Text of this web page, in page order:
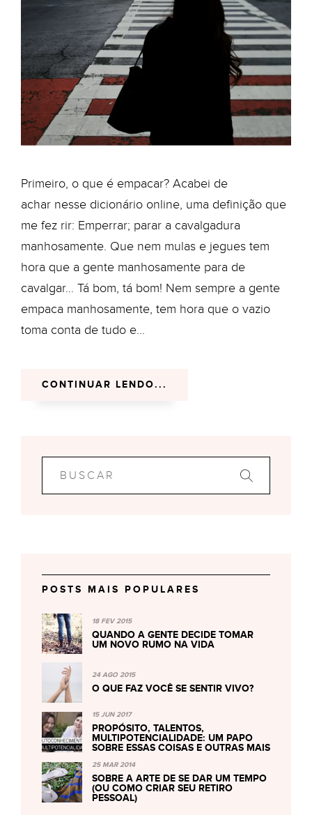
Primeiro, o que é empacar? Acabei de
achar nesse dicionário online, uma definição que
me fez rir: Emperrar; parar a cavalgadura
manhosamente. Que nem mulas e jegues tem
hora que a gente manhosamente para de
cavalgar… Tá bom, tá bom! Nem sempre a gente
empaca manhosamente, tem hora que o vazio
toma conta de tudo e...
CONTINUAR LENDO...
POSTS MAIS POPULARES
18 FEV 2015
QUANDO A GENTE DECIDE TOMAR
UM NOVO RUMO NA VIDA
24 AGO 2015
O QUE FAZ VOCÊ SE SENTIR VIVO?
15 JUN 2017
PROPÓSITO, TALENTOS,
MULTIPOTENCIALIDADE: UM PAPO
SOBRE ESSAS COISAS E OUTRAS MAIS
25 MAR 2014
SOBRE A ARTE DE SE DAR UM TEMPO
(OU COMO CRIAR SEU RETIRO
PESSOAL)